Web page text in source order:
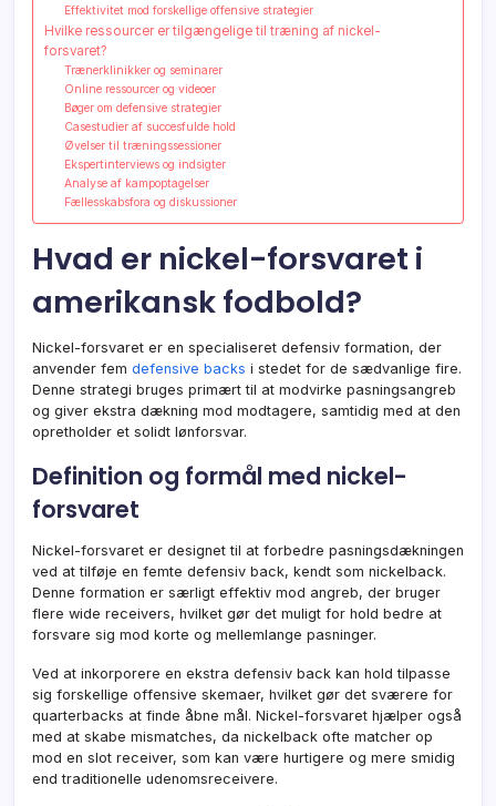
Effektivitet mod forskellige offensive strategier
Hvilke ressourcer er tilgængelige til træning af nickel-
forsvaret?
Trænerklinikker og seminarer
Online ressourcer og videoer
Bøger om defensive strategier
Casestudier af succesfulde hold
Øvelser til træningssessioner
Ekspertinterviews og indsigter
Analyse af kampoptagelser
Fællesskabsfora og diskussioner
Hvad er nickel-forsvaret i
amerikansk fodbold?
Nickel-forsvaret er en specialiseret defensiv formation, der
anvender fem defensive backs i stedet for de sædvanlige fire.
Denne strategi bruges primært til at modvirke pasningsangreb
og giver ekstra dækning mod modtagere, samtidig med at den
opretholder et solidt lønforsvar.
Definition og formål med nickel-
forsvaret
Nickel-forsvaret er designet til at forbedre pasningsdækningen
ved at tilføje en femte defensiv back, kendt som nickelback.
Denne formation er særligt effektiv mod angreb, der bruger
flere wide receivers, hvilket gør det muligt for hold bedre at
forsvare sig mod korte og mellemlange pasninger.
Ved at inkorporere en ekstra defensiv back kan hold tilpasse
sig forskellige offensive skemaer, hvilket gør det sværere for
quarterbacks at finde åbne mål. Nickel-forsvaret hjælper også
med at skabe mismatches, da nickelback ofte matcher op
mod en slot receiver, som kan være hurtigere og mere smidig
end traditionelle udenomsreceivere.